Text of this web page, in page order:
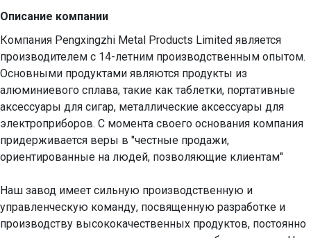
Описание компании
Компания Pengxingzhi Metal Products Limited является
производителем с 14-летним производственным опытом.
Основными продуктами являются продукты из
алюминиевого сплава, такие как таблетки, портативные
аксессуары для сигар, металлические аксессуары для
электроприборов. С момента своего основания компания
придерживается веры в "честные продажи,
ориентированные на людей, позволяющие клиентам"
Наш завод имеет сильную производственную и
управленческую команду, посвященную разработке и
производству высококачественных продуктов, постоянно